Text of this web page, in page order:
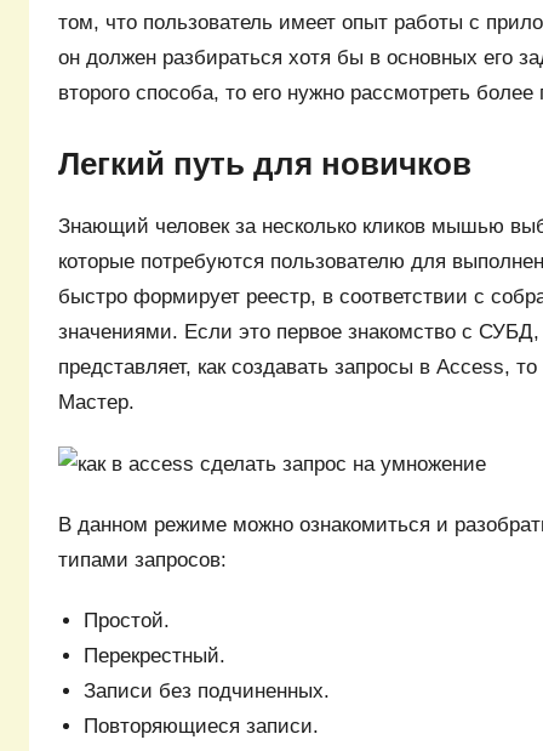
том, что пользователь имеет опыт работы с
он должен разбираться хотя бы в основных его
второго способа, то его нужно рассмотреть более
Легкий путь для новичков
Знающий человек за несколько кликов мышью
которые потребуются пользователю для
быстро формирует реестр, в соответствии с
значениями. Если это первое знакомство с СУБД,
представляет, как создавать запросы в Access,
Мастер.
В данном режиме можно ознакомиться и
типами запросов:
Простой.
Перекрестный.
Записи без подчиненных.
Повторяющиеся записи.